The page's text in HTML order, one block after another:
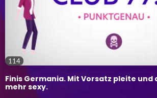
114
Finis Germania. Mit Vorsatz pleite und
mehr sexy.